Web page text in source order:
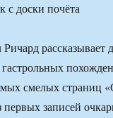
с доски почёта
рассказывает
смелых страниц
записей